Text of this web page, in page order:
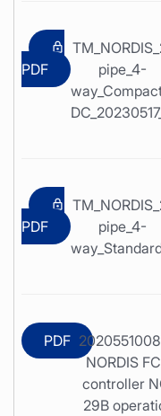
PDF
pipe_4-
PDF
pipe_4-
PDF
NORDIS
controller
29B